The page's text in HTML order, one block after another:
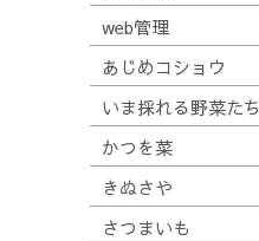
web管理
あじめコショウ
いま採れる野菜たち
かつを菜
きぬさや
さつまいも